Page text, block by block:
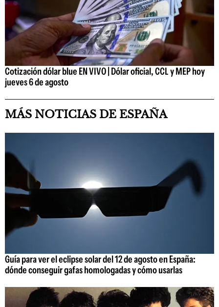
Cotización dólar blue EN VIVO | Dólar oficial, CCL y MEP hoy
jueves 6 de agosto
MÁS NOTICIAS DE ESPAÑA
Guía para ver el eclipse solar del 12 de agosto en España:
dónde conseguir gafas homologadas y cómo usarlas